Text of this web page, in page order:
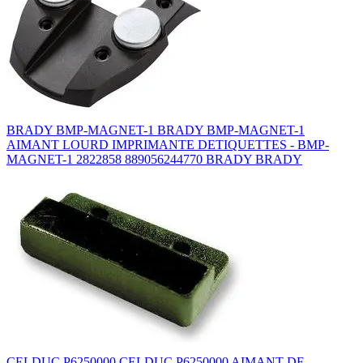
BRADY BMP-MAGNET-1 BRADY BMP-MAGNET-1
AIMANT LOURD IMPRIMANTE DETIQUETTES - BMP-
MAGNET-1 2822858 889056244770 BRADY BRADY